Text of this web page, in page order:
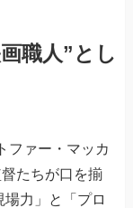
職人”とし
ファー・マッカ
たちが口を揃
力」と「プロ